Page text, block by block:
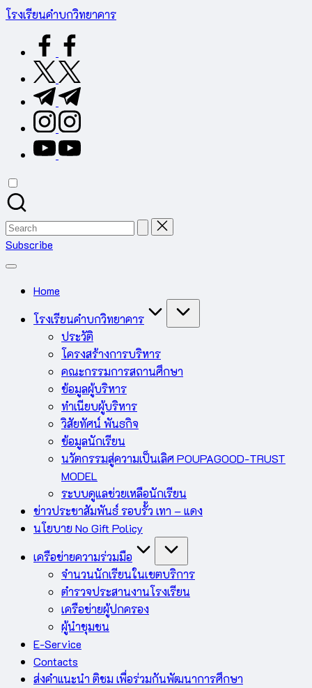
Skip
content
โรงเรียนคำบกวิทยาคาร
อ.คำชะอี
จ.มุกดาหาร
สำนักงาน
เขต
การ
ศึกษา
มุกดาหาร
facebook.com
twitter.com
t.me
instagram.com
youtube.com
Search
for:
Subscribe
Home
โรงเรียนคำบกวิทยาคาร
ประวัติ
โครงสร้างการบริหาร
คณะกรรมการสถานศึกษา
ข้อมูลผู้บริหาร
ทำเนียบผู้บริหาร
วิสัยทัศน์ พันธกิจ
ข้อมูลนักเรียน
นวัตกรรมสู่ความเป็นเลิศ POUPAGOOD-TRUST
MODEL
ระบบดูแลช่วยเหลือนักเรียน
ข่าวประชาสัมพันธ์ รอบรั้ว เทา – แดง
นโยบาย No Gift Policy
เครือข่ายความร่วมมือ
จำนวนนักเรียนในเขตบริการ
ตำรวจประสานงานโรงเรียน
เครือข่ายผู้ปกครอง
ผู้นำชุมชน
E-Service
Contacts
ส่งคำแนะนำ ติชม เพื่อร่วมกันพัฒนาการศึกษา